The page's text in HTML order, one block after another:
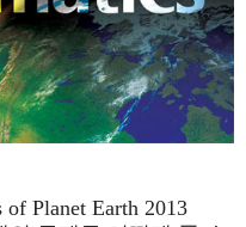
Planet Earth 2013